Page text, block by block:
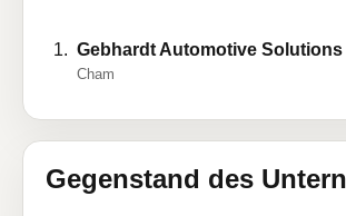
Gebhardt Automotive Solutions
Cham
Gegenstand des